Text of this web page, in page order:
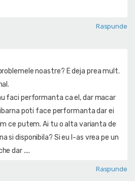
Raspunde
noastre? E deja prea mult.
faci performanta ca el, dar macar
poti face performanta dar ei
ce putem. Ai tu o alta varianta de
si disponibila? Si eu l-as vrea pe un
dar ....
Raspunde